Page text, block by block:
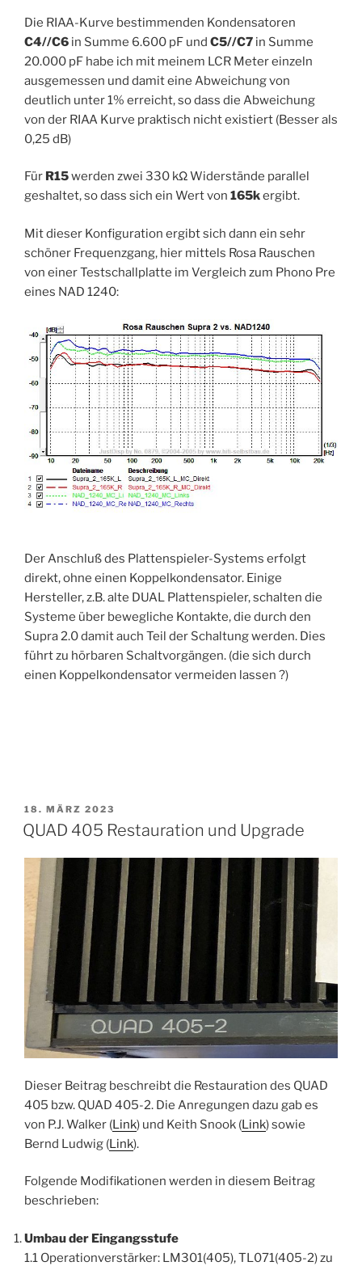
Die RIAA-Kurve bestimmenden Kondensatoren
C4//C6 in Summe 6.600 pF und C5//C7 in Summe
20.000 pF habe ich mit meinem LCR Meter einzeln
ausgemessen und damit eine Abweichung von
deutlich unter 1% erreicht, so dass die Abweichung
von der RIAA Kurve praktisch nicht existiert (Besser als
0,25 dB)
Für R15werden zwei 330 kΩ Widerstände parallel
geshaltet, so dass sich ein Wert von 165kergibt.
Mit dieser Konfiguration ergibt sich dann ein sehr
schöner Frequenzgang, hier mittels Rosa Rauschen
von einer Testschallplatte im Vergleich zum Phono Pre
eines NAD 1240:
Der Anschluß des Plattenspieler-Systems erfolgt
direkt, ohne einen Koppelkondensator. Einige
Hersteller, z.B. alte DUAL Plattenspieler, schalten die
Systeme über bewegliche Kontakte, die durch den
Supra 2.0 damit auch Teil der Schaltung werden. Dies
führt zu hörbaren Schaltvorgängen. (die sich durch
einen Koppelkondensator vermeiden lassen ?)
VERÖFFENTLICHT
AM
18. MÄRZ 2023
QUAD 405 Restauration und Upgrade
Dieser Beitrag beschreibt die Restauration des QUAD
405 bzw. QUAD 405-2. Die Anregungen dazu gab es
von P.J. Walker (Link) und Keith Snook (Link) sowie
Bernd Ludwig (Link).
Folgende Modifikationen werden in diesem Beitrag
beschrieben:
Umbau der Eingangsstufe
1.1 Operationverstärker: LM301(405), TL071(405-2) zu